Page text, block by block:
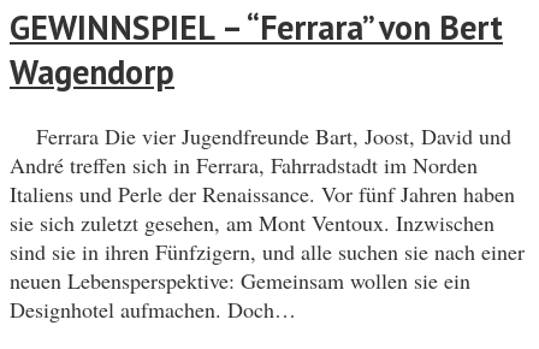
GEWINNSPIEL – “Ferrara” von Bert
Wagendorp
Ferrara Die vier Jugendfreunde Bart, Joost, David und
André treffen sich in Ferrara, Fahrradstadt im Norden
Italiens und Perle der Renaissance. Vor fünf Jahren haben
sie sich zuletzt gesehen, am Mont Ventoux. Inzwischen
sind sie in ihren Fünfzigern, und alle suchen sie nach einer
neuen Lebensperspektive: Gemeinsam wollen sie ein
Designhotel aufmachen. Doch…